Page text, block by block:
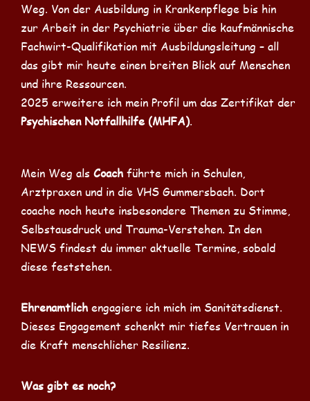
Weg. Von der Ausbildung in Krankenpflege bis hin
zur Arbeit in der Psychiatrie über die kaufmännische
Fachwirt-Qualifikation mit Ausbildungsleitung – all
das gibt mir heute einen breiten Blick auf Menschen
und ihre Ressourcen.
2025 erweitere ich mein Profil um das Zertifikat der
Psychischen Notfallhilfe (MHFA).
Mein Weg als Coach führte mich in Schulen,
Arztpraxen und in die VHS Gummersbach. Dort
coache noch heute insbesondere Themen zu Stimme,
Selbstausdruck und Trauma-Verstehen. In den
NEWS findest du immer aktuelle Termine, sobald
diese feststehen.
Ehrenamtlich engagiere ich mich im Sanitätsdienst.
Dieses Engagement schenkt mir tiefes Vertrauen in
die Kraft menschlicher Resilienz.
Was gibt es noch?